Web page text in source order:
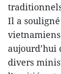
Il a
aujourd’hui
divers